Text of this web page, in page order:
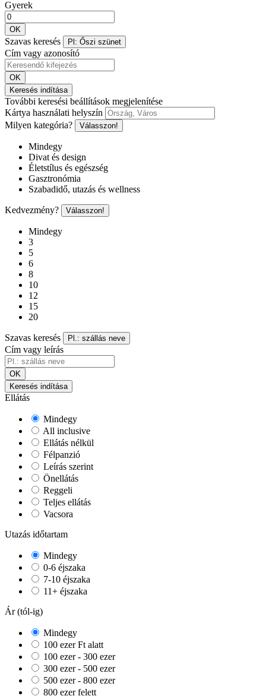
Gyerek
OK
Szavas keresés Pl: Őszi szünet
Cím vagy azonosító
OK
Keresés indítása
További keresési beállítások megjelenítése
Kártya használati helyszín
Milyen kategória?
Válasszon!
Mindegy
Divat és design
Életstílus és egészség
Gasztronómia
Szabadidő, utazás és wellness
Kedvezmény? Válasszon!
Mindegy
3
5
6
8
10
12
15
20
Szavas keresés Pl.: szállás neve
Cím vagy leírás
OK
Keresés indítása
Ellátás
Mindegy
All inclusive
Ellátás nélkül
Félpanzió
Leírás szerint
Önellátás
Reggeli
Teljes ellátás
Vacsora
Utazás időtartam
Mindegy
0-6 éjszaka
7-10 éjszaka
11+ éjszaka
Ár (tól-ig)
Mindegy
100 ezer Ft alatt
100 ezer - 300 ezer
300 ezer - 500 ezer
500 ezer - 800 ezer
800 ezer felett